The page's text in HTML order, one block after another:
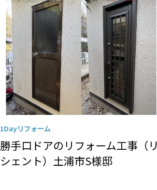
1Dayリフォーム
勝手口ドアのリフォーム工事（リ
シェント）土浦市S様邸